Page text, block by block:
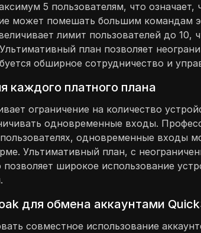
5 пользователям, что
может помешать большим командам
лимит пользователей до
план позволяет
обширное сотрудничество и
каждого платного плана
ограничение на количество
одновременные входы.
одновременные входы
Ультимативный план, с
позволяет широкое использование
для обмена аккаунтами
совместное использование